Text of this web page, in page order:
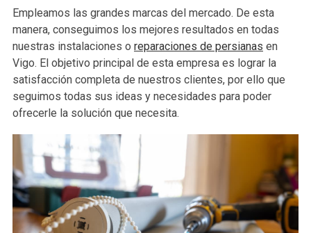
Empleamos las grandes marcas del mercado. De esta
manera, conseguimos los mejores resultados en todas
nuestras instalaciones o reparaciones de persianas en
Vigo. El objetivo principal de esta empresa es lograr la
satisfacción completa de nuestros clientes, por ello que
seguimos todas sus ideas y necesidades para poder
ofrecerle la solución que necesita.